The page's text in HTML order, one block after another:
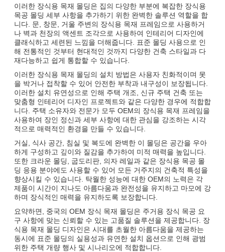
이러한 장식용 목재 몰딩은 집의 다양한 부분에 복잡한 장식용
목공 몰딩 세부 사항을 추가하기 위한 완벽한 솔루션 역할을 합
니다. 문, 창문, 거울 주변의 장식용 목재 프레임으로 사용하거
나 벽과 천장의 액센트 조각으로 사용하여 인테리어 디자인에
클래식하고 세련된 느낌을 더해줍니다. 표준 몰딩 사용으로 인
해 전통적인 것부터 현대적인 것까지 다양한 건축 스타일과 다
재다능하고 쉽게 통합할 수 있습니다.
이러한 장식용 목재 몰딩의 설치 방법은 사용자 친화적이며 못
을 박거나 접착할 수 있어 안전한 부착과 내구성이 보장됩니다.
이러한 설치 유연성으로 인해 주택 개조, 신규 주택 건축 또는
맞춤형 인테리어 디자인 프로젝트와 같은 다양한 경우에 적합합
니다. 주택 소유자와 전문가 모두 OEM의 장식용 목재 프레임을
사용하여 장인 정신과 세부 사항에 대한 관심을 강조하는 시각
적으로 매력적인 환경을 만들 수 있습니다.
거실, 식사 공간, 침실 및 복도에 완벽한 이 몰딩은 공간을 우아
하게 구성하고 깊이와 질감을 추가하여 미적 매력을 높입니다.
또한 크라운 몰딩, 굽도리판, 의자 레일과 같은 장식용 목공 몰
딩 응용 분야에도 사용할 수 있어 모든 거주지의 건축적 특성을
향상시킬 수 있습니다. 탁월한 성능에 대한 OEM의 노력은 각
제품이 시간이 지나도 아름다움과 완전성을 유지하고 마모에 강
하며 장식적인 매력을 유지하도록 보장합니다.
요약하면, 중국의 OEM 장식 목재 몰딩은 주거용 장식 목공 요
구 사항에 맞는 신뢰할 수 있는 고품질 솔루션을 제공합니다. 장
식용 목재 몰딩 디자인은 시대를 초월한 아름다움을 제공하는
동시에 표준 몰딩의 실용성과 유연한 설치 옵션으로 인해 광범
위한 주택 개량 행사 및 시나리오에 적합합니다.